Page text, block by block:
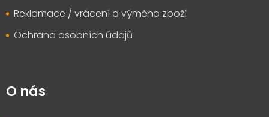
Reklamace / vrácení a výměna zboží
Ochrana osobních údajů
O nás